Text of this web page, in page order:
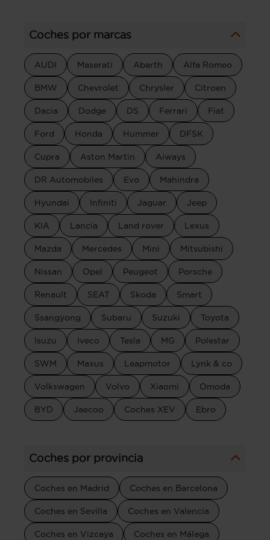
Coches por marcas
AUDI Maserati Abarth Alfa Romeo
BMW Chevrolet Chrysler Citroen
Dacia Dodge DS Ferrari Fiat
Ford Honda Hummer DFSK
Cupra Aston Martin Aiways
DR Automobiles Evo Mahindra
Hyundai Infiniti Jaguar Jeep
KIA Lancia Land rover Lexus
Mazda Mercedes Mini Mitsubishi
Nissan Opel Peugeot Porsche
Renault SEAT Skoda Smart
Ssangyong Subaru Suzuki Toyota
Isuzu Iveco Tesla MG Polestar
SWM Maxus Leapmotor Lynk & co
Volkswagen Volvo Xiaomi Omoda
BYD Jaecoo Coches XEV Ebro
Coches por provincia
Coches en Madrid Coches en Barcelona
Coches en Sevilla Coches en Valencia
Coches en Vizcaya Coches en Málaga